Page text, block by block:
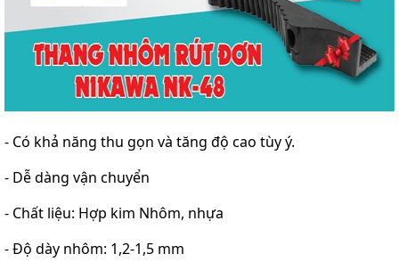
- Có khả năng thu gọn và tăng độ cao tùy ý.
- Dễ dàng vận chuyển
- Chất liệu: Hợp kim Nhôm, nhựa
- Độ dày nhôm: 1,2-1,5 mm